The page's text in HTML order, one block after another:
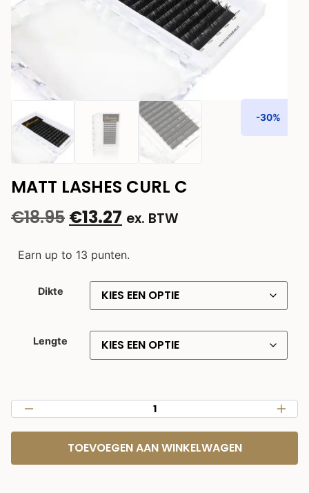
-30%
MATT LASHES CURL C
€18.95 €13.27 ex. BTW
Earn up to 13 punten.
Dikte
Lengte
TOEVOEGEN AAN WINKELWAGEN